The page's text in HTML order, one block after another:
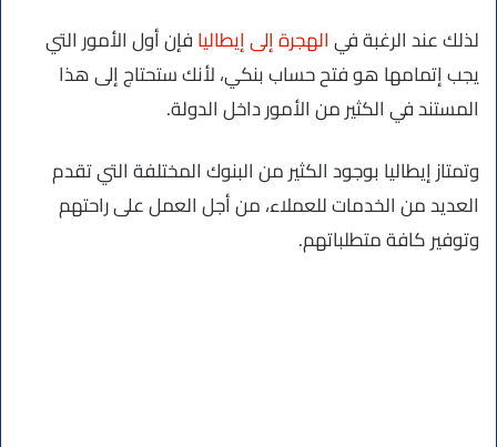
لذلك عند الرغبة فيالهجرة إلى إيطاليافإن أول الأمور التي
يجب إتمامها هو فتح حساب بنكي، لأنك ستحتاج إلى هذا
المستند في الكثير من الأمور داخل الدولة.
وتمتاز إيطاليا بوجود الكثير من البنوك المختلفة التي تقدم
العديد من الخدمات للعملاء، من أجل العمل على راحتهم
وتوفير كافة متطلباتهم.